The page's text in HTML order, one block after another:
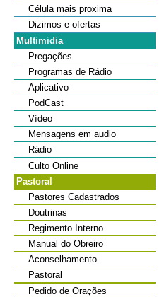
Célula mais proxima
Dizimos e ofertas
Multimidia
Pregações
Programas de Rádio
Aplicativo
PodCast
Vídeo
Mensagens em audio
Rádio
Culto Online
Pastoral
Pastores Cadastrados
Doutrinas
Regimento Interno
Manual do Obreiro
Aconselhamento
Pastoral
Pedido de Orações